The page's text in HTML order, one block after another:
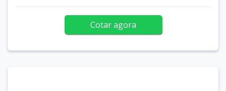
Cotar agora